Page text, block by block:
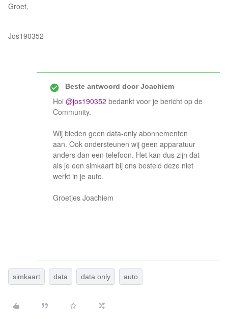
Groet,
Jos190352
Beste antwoord doorJoachiem
Hoi @jos190352 bedankt voor je bericht op de
Community.
Wij bieden geen data-only abonnementen
aan. Ook ondersteunen wij geen apparatuur
anders dan een telefoon. Het kan dus zijn dat
als je een simkaart bij ons besteld deze niet
werkt in je auto.
Groetjes Joachiem
simkaart data data only auto